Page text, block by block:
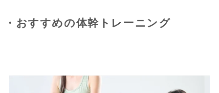
・おすすめの体幹トレーニング